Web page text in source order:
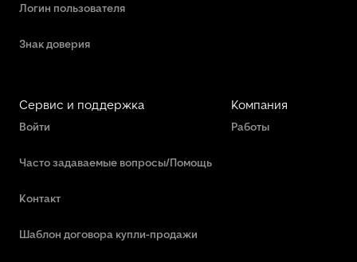
Логин пользователя
Знак доверия
Сервис и поддержка
Войти
Часто задаваемые вопросы/Помощь
Контакт
Шаблон договора купли-продажи
Компания
Работы